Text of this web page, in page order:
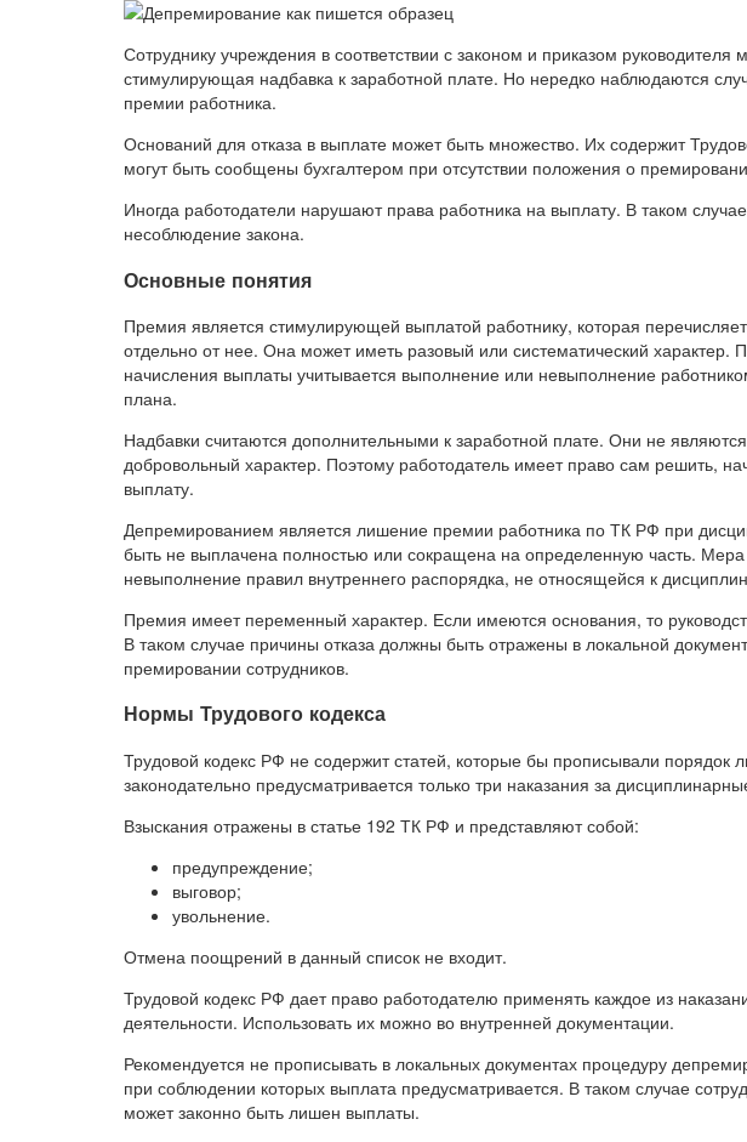
Сотруднику учреждения в соответствии с законом и приказом руководителя
стимулирующая надбавка к заработной плате. Но нередко наблюдаются
премии работника.
Оснований для отказа в выплате может быть множество. Их содержит
могут быть сообщены бухгалтером при отсутствии положения о
Иногда работодатели нарушают права работника на выплату. В таком
несоблюдение закона.
Основные понятия
Премия является стимулирующей выплатой работнику, которая
отдельно от нее. Она может иметь разовый или систематический характер.
начисления выплаты учитывается выполнение или невыполнение
плана.
Надбавки считаются дополнительными к заработной плате. Они не
добровольный характер. Поэтому работодатель имеет право сам решить,
выплату.
Депремированием является лишение премии работника по ТК РФ при
быть не выплачена полностью или сокращена на определенную часть.
невыполнение правил внутреннего распорядка, не относящейся к
Премия имеет переменный характер. Если имеются основания, то
В таком случае причины отказа должны быть отражены в локальной
премировании сотрудников.
Нормы Трудового кодекса
Трудовой кодекс РФ не содержит статей, которые бы прописывали порядок
законодательно предусматривается только три наказания за
Взыскания отражены в статье 192 ТК РФ и представляют собой:
предупреждение;
выговор;
увольнение.
Отмена поощрений в данный список не входит.
Трудовой кодекс РФ дает право работодателю применять каждое из
деятельности. Использовать их можно во внутренней документации.
Рекомендуется не прописывать в локальных документах процедуру
при соблюдении которых выплата предусматривается. В таком случае
может законно быть лишен выплаты.